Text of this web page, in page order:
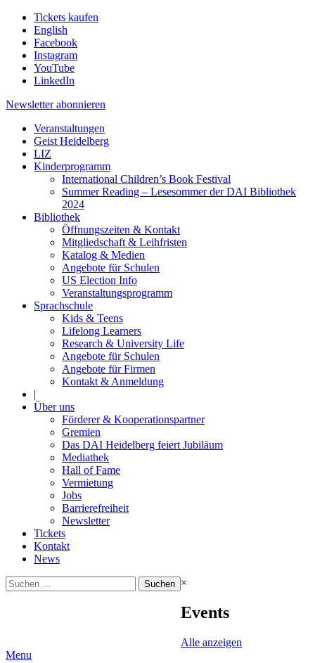
Tickets kaufen
English
Facebook
Instagram
YouTube
LinkedIn
Newsletter abonnieren
Veranstaltungen
Geist Heidelberg
LIZ
Kinderprogramm
International Children’s Book Festival
Summer Reading – Lesesommer der DAI Bibliothek
2024
Bibliothek
Öffnungszeiten & Kontakt
Mitgliedschaft & Leihfristen
Katalog & Medien
Angebote für Schulen
US Election Info
Veranstaltungsprogramm
Sprachschule
Kids & Teens
Lifelong Learners
Research & University Life
Angebote für Schulen
Angebote für Firmen
Kontakt & Anmeldung
|
Über uns
Förderer & Kooperationspartner
Gremien
Das DAI Heidelberg feiert Jubiläum
Mediathek
Hall of Fame
Vermietung
Jobs
Barrierefreiheit
Newsletter
Tickets
Kontakt
News
Suchen
nach:
×
Events
Alle anzeigen
Menu